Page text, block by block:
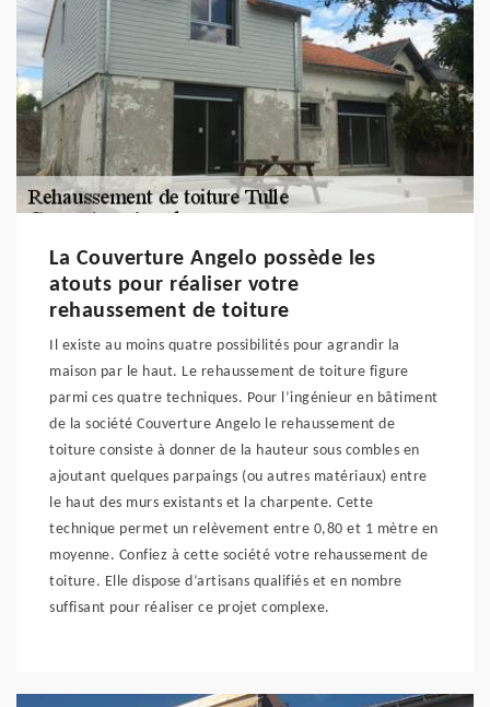
La Couverture Angelo possède les
atouts pour réaliser votre
rehaussement de toiture
Il existe au moins quatre possibilités pour agrandir la
maison par le haut. Le rehaussement de toiture figure
parmi ces quatre techniques. Pour l’ingénieur en bâtiment
de la société Couverture Angelo le rehaussement de
toiture consiste à donner de la hauteur sous combles en
ajoutant quelques parpaings (ou autres matériaux) entre
le haut des murs existants et la charpente. Cette
technique permet un relèvement entre 0,80 et 1 mètre en
moyenne. Confiez à cette société votre rehaussement de
toiture. Elle dispose d’artisans qualifiés et en nombre
suffisant pour réaliser ce projet complexe.